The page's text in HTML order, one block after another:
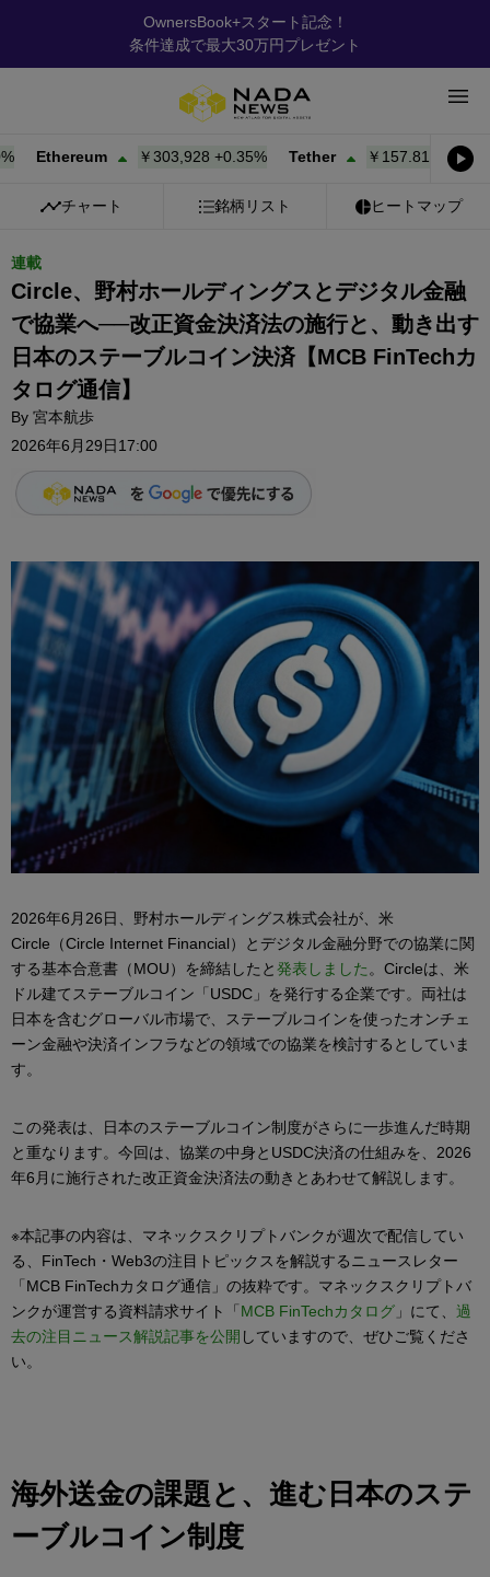
OwnersBook+スタート記念！
条件達成で最大30万円プレゼント
￥303,928+0.35% Tether ￥157.81+0.00%
チャート 銘柄リスト ヒートマップ
連載
Circle、野村ホールディングスとデジタル金融
で協業へ──改正資金決済法の施行と、動き出す
日本のステーブルコイン決済【MCB FinTechカ
タログ通信】
By 宮本航歩
2026年6月29日17:00
2026年6月26日、野村ホールディングス株式会社が、米
Circle（Circle Internet Financial）とデジタル金融分野での協業に関
する基本合意書（MOU）を締結したと発表しました。Circleは、米
ドル建てステーブルコイン「USDC」を発行する企業です。両社は
日本を含むグローバル市場で、ステーブルコインを使ったオンチェ
ーン金融や決済インフラなどの領域での協業を検討するとしていま
す。
この発表は、日本のステーブルコイン制度がさらに一歩進んだ時期
と重なります。今回は、協業の中身とUSDC決済の仕組みを、2026
年6月に施行された改正資金決済法の動きとあわせて解説します。
※本記事の内容は、マネックスクリプトバンクが週次で配信してい
る、FinTech・Web3の注目トピックスを解説するニュースレター
「MCB FinTechカタログ通信」の抜粋です。マネックスクリプトバ
ンクが運営する資料請求サイト「 MCB FinTechカタログ 」にて、 過
去の注目ニュース解説記事を公開 していますので、ぜひご覧くださ
い。
海外送金の課題と、進む日本のステ
ーブルコイン制度